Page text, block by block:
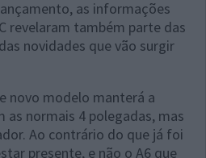
as informações
revelaram também parte das
novidades que vão surgir
novo modelo manterá a
as normais 4 polegadas, mas
Ao contrário do que já foi
presente, e não o A6 que